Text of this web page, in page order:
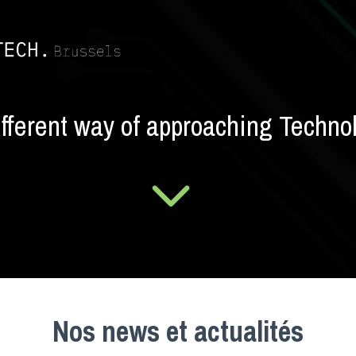
way of approaching
Nos news et actualités